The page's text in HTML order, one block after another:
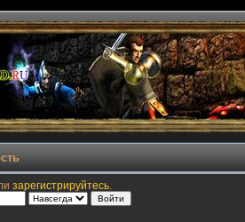
зарегистрируйтесь.